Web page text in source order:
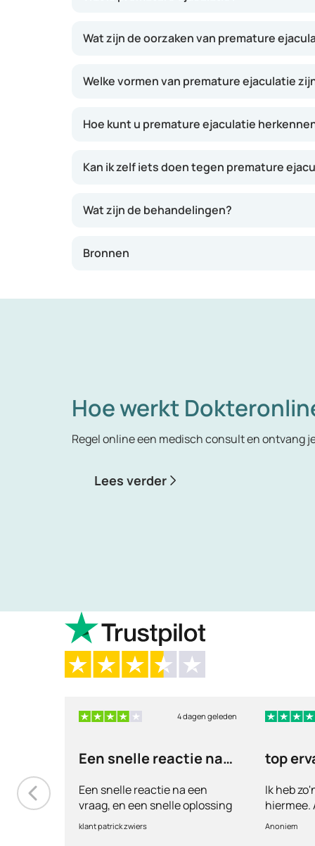
Als het voor de man onmogelijk is om de
Er zijn geen exacte cijfers over hoe vaak
Wat zijn de oorzaken van premature
Welke vormen van premature ejaculatie
Hoe kunt u premature ejaculatie
Kan ik zelf iets doen tegen premature
Wat zijn de behandelingen?
Bronnen
Hoe werkt
Regel online een medisch consult en ontvang
Lees verder
4 dagen geleden
Een snelle reactie na
Een snelle reactie na een
vraag, en een snelle oplossing
klant patrick zwiers
top
Ik heb
hiermee.
vul ik
Anoniem